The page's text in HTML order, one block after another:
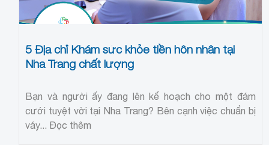
5 Địa chỉ Khám sức khỏe tiền hôn nhân tại
Nha Trang chất lượng
Bạn và người ấy đang lên kế hoạch cho một đám
cưới tuyệt vời tại Nha Trang? Bên cạnh việc chuẩn bị
váy... Đọc thêm